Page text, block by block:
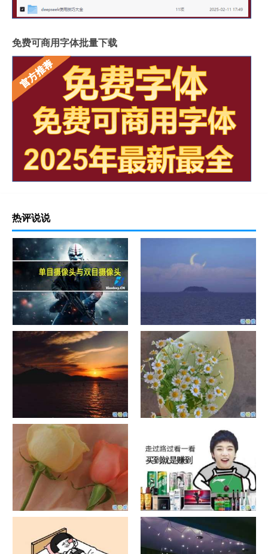
免费可商用字体批量下载
热评说说
单目摄像头与双目摄像头
晚安励志语录带图片 晚安心语
励志鸡汤
日出文案温柔句子 看日出的微
信说说配图
晒风景照的唯美说说配图 适合
发风景的朋友圈文案
官宣恋爱的说说配图 官宣句子
抖音摆地摊文案 摆地摊的搞笑
说说带图片